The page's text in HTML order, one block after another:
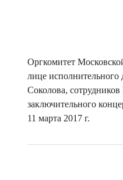
Оргкомитет
лице
Соколова,
заключительного
11 марта 2017 г.